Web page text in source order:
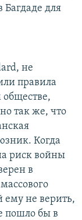
Багдаде для
не
правила
так же, что
Когда
риск войны
в
ему не верить,
пошло бы в